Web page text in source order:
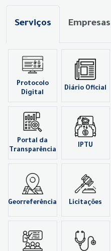
Serviços Empresas
Protocolo
Digital
Diário Oficial
Portal da
Transparência
IPTU
Georreferência Licitações